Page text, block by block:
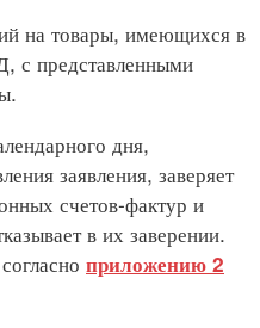
на товары, имеющихся в
с представленными
дня,
заявления, заверяет
счетов-фактур и
в их заверении.
приложению 2